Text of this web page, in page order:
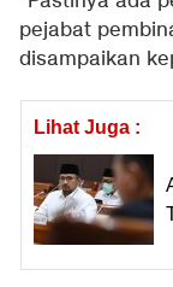
pejabat
disampaikan
Lihat Juga :